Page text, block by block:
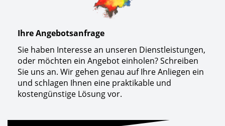
Ihre Angebotsanfrage
Sie haben Interesse an unseren Dienstleistungen,
oder möchten ein Angebot einholen? Schreiben
Sie uns an. Wir gehen genau auf Ihre Anliegen ein
und schlagen Ihnen eine praktikable und
kostengünstige Lösung vor.